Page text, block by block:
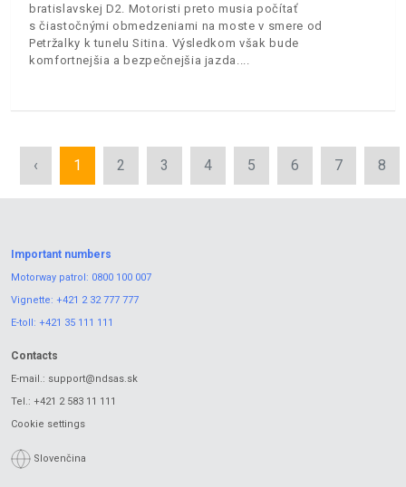
bratislavskej D2. Motoristi preto musia počítať
s čiastočnými obmedzeniami na moste v smere od
Petržalky k tunelu Sitina. Výsledkom však bude
komfortnejšia a bezpečnejšia jazda.
‹ 1 2 3 4 5 6 7 8
Important numbers
Motorway patrol: 0800 100 007
Vignette: +421 2 32 777 777
E-toll: +421 35 111 111
Contacts
E-mail.: support@ndsas.sk
Tel.: +421 2 583 11 111
Cookie settings
Slovenčina